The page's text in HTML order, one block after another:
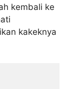
kembali ke
kakeknya